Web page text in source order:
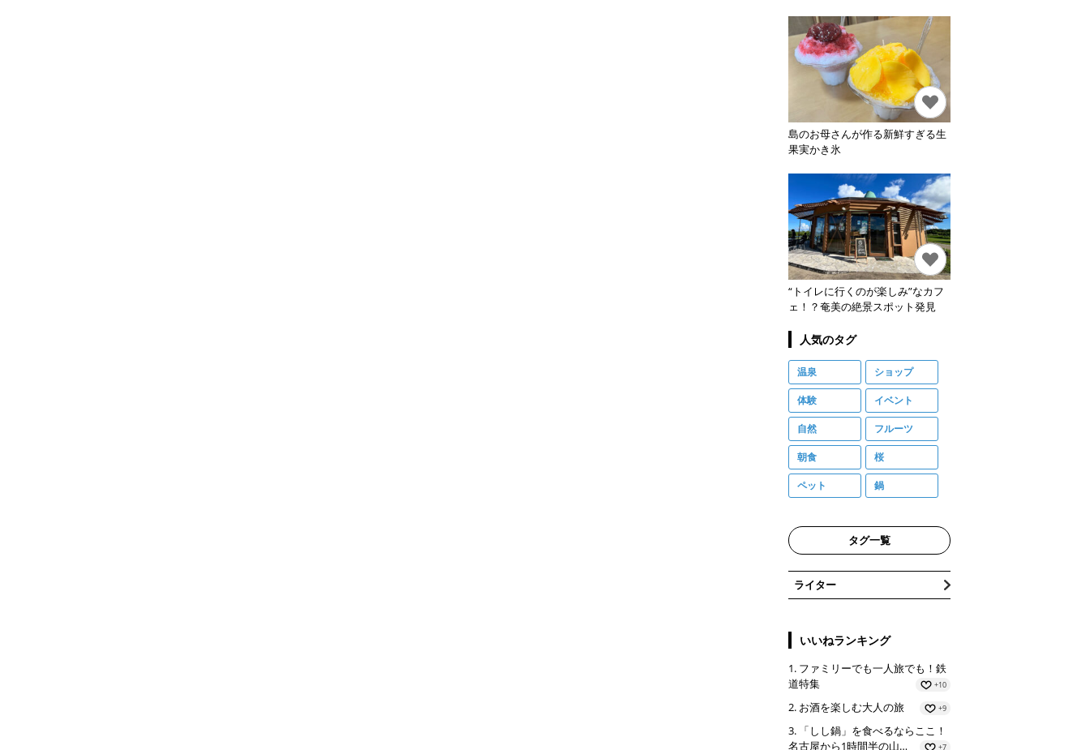
島のお母さんが作る新鮮すぎる生
果実かき氷
“トイレに行くのが楽しみ”なカフ
ェ！？奄美の絶景スポット発見
人気のタグ
温泉 ショップ
体験 イベント
自然 フルーツ
朝食 桜
ペット 鍋
タグ一覧
ライター
いいねランキング
ファミリーでも一人旅でも！鉄
道特集
+10
お酒を楽しむ大人の旅 +9
「しし鍋」を食べるならここ！
名古屋から1時間半の山…
+7